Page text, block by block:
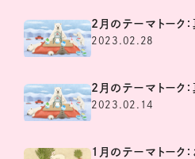
2月のテーマトーク
2023.02.28
2月のテーマトーク
2023.02.14
1月のテーマトーク：